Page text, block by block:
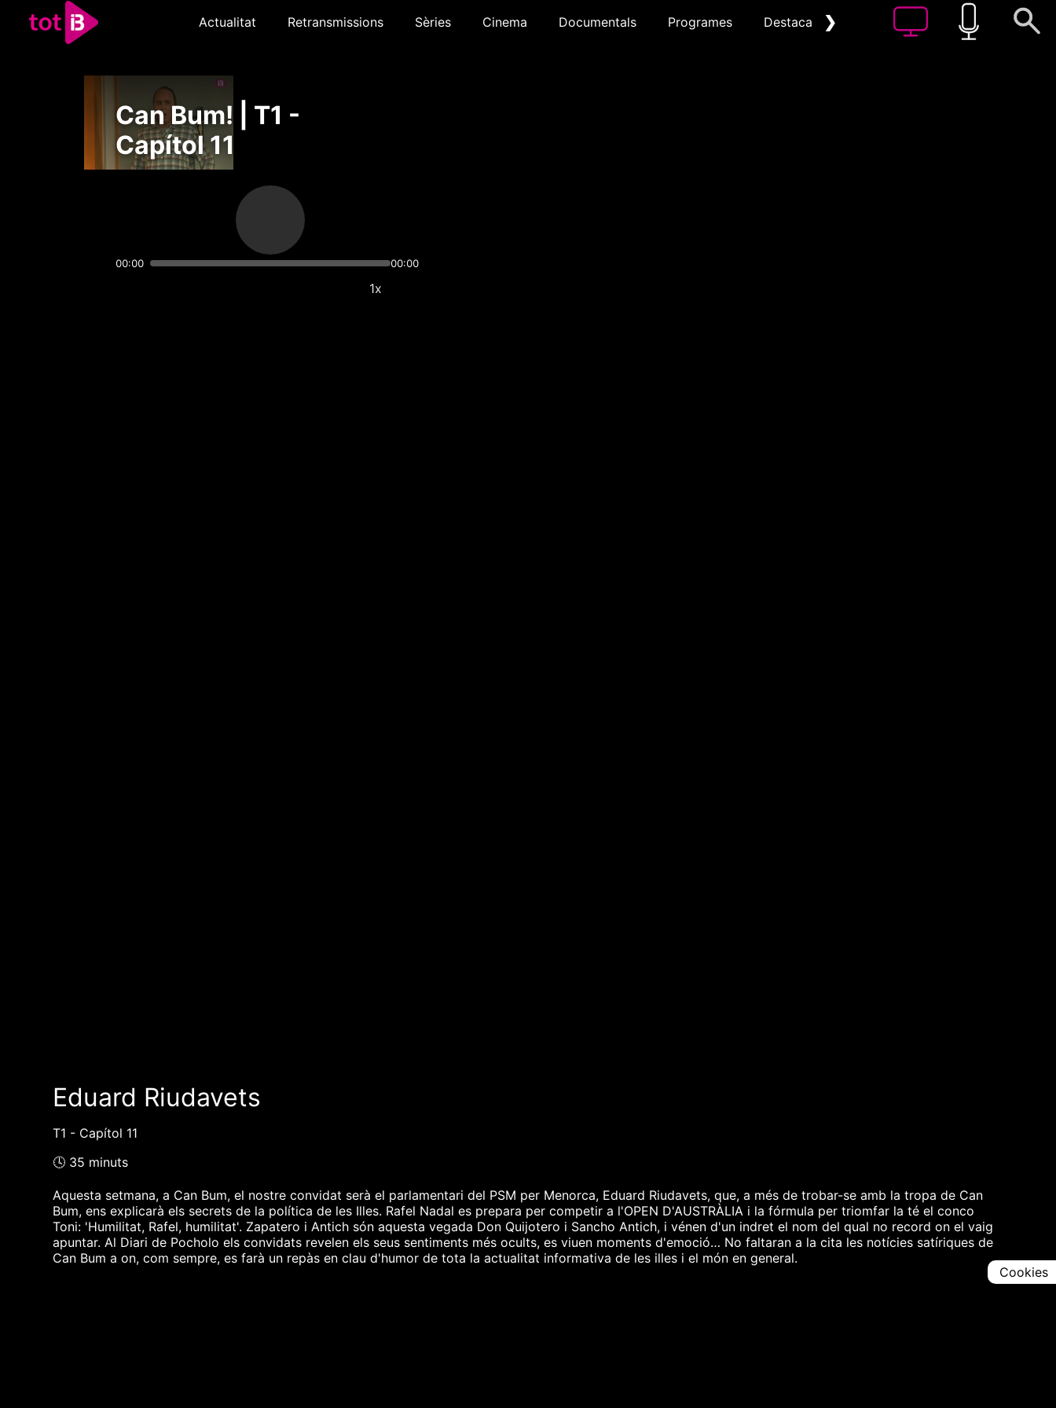
Actualitat Retransmissions Sèries Cinema Documentals Programes Destacat ❯
Can Bum! | T1 -
Capítol 11
00:00 00:00
1x
Eduard Riudavets
T1 - Capítol 11
🕓 35 minuts
Aquesta setmana, a Can Bum, el nostre convidat serà el parlamentari del PSM per Menorca, Eduard Riudavets, que, a més de trobar-se amb la tropa de Can
Bum, ens explicarà els secrets de la política de les Illes. Rafel Nadal es prepara per competir a l'OPEN D'AUSTRÀLIA i la fórmula per triomfar la té el conco
Toni: 'Humilitat, Rafel, humilitat'. Zapatero i Antich són aquesta vegada Don Quijotero i Sancho Antich, i vénen d'un indret el nom del qual no record on el vaig
apuntar. Al Diari de Pocholo els convidats revelen els seus sentiments més ocults, es viuen moments d'emoció… No faltaran a la cita les notícies satíriques de
Can Bum a on, com sempre, es farà un repàs en clau d'humor de tota la actualitat informativa de les illes i el món en general.
Cookies